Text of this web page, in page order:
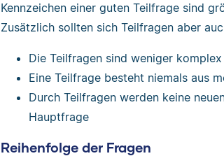
Kennzeichen einer guten Teilfrage sind
Zusätzlich sollten sich Teilfragen aber
Die Teilfragen sind weniger
Eine Teilfrage besteht niemals aus
Durch Teilfragen werden keine
Hauptfrage
Reihenfolge der Fragen